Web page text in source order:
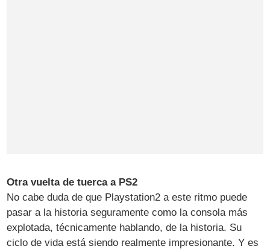
Otra vuelta de tuerca a PS2
No cabe duda de que Playstation2 a este ritmo puede
pasar a la historia seguramente como la consola más
explotada, técnicamente hablando, de la historia. Su
ciclo de vida está siendo realmente impresionante. Y es